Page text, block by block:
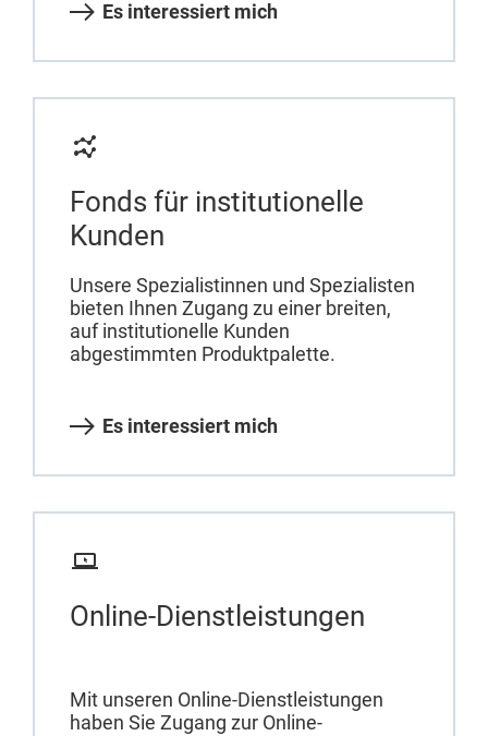
Es interessiert mich
Fonds für institutionelle
Kunden
Unsere Spezialistinnen und Spezialisten
bieten Ihnen Zugang zu einer breiten,
auf institutionelle Kunden
abgestimmten Produktpalette.
Es interessiert mich
Online-Dienstleistungen
Mit unseren Online-Dienstleistungen
haben Sie Zugang zur Online-